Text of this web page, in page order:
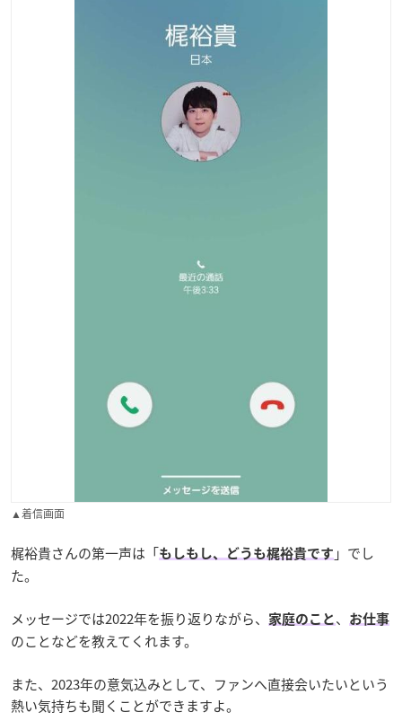
▲着信画面
梶裕貴さんの第一声は「もしもし、どうも梶裕貴です 」でし
た。
メッセージでは2022年を振り返りながら、 家庭のこと 、 お仕事
のことなどを教えてくれます。
また、2023年の意気込みとして、ファンへ直接会いたいという
熱い気持ちも聞くことができますよ。